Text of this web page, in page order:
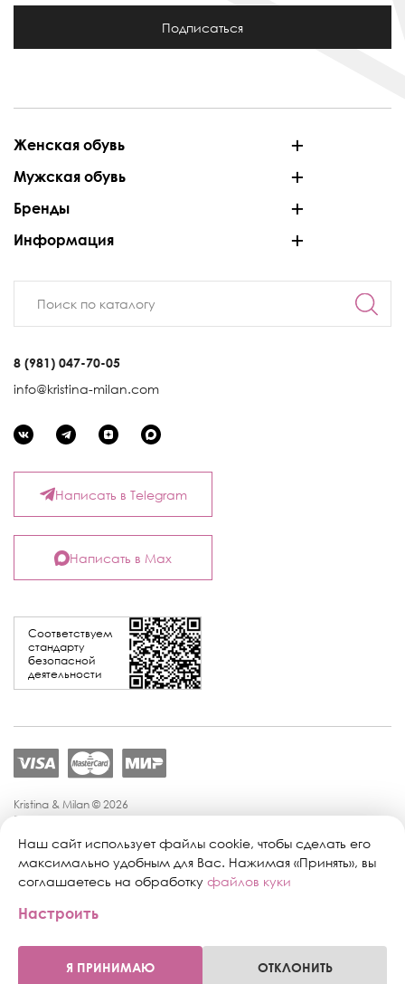
Подписаться
Женская обувь
Мужская обувь
Бренды
Информация
8 (981) 047-70-05
info@kristina-milan.com
Соответствуем
стандарту
безопасной
деятельности
Написать в Telegram
Написать в Max
Kristina & Milan © 2026
Политика конфиденциальности
Политика обработки персональных данных
Публичная оферта
Персональные настройки файлов cookie
Поддержка сайта:
Наш сайт использует файлы cookie, чтобы сделать его
максимально удобным для Вас. Нажимая «Принять», вы
соглашаетесь на обработку файлов куки
Настроить
Я ПРИНИМАЮ ОТКЛОНИТЬ